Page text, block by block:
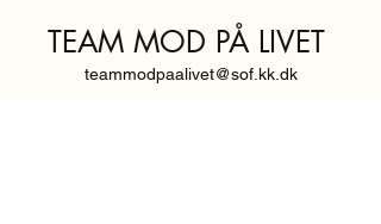
TEAM MOD PÅ LIVET
teammodpaalivet@sof.kk.dk